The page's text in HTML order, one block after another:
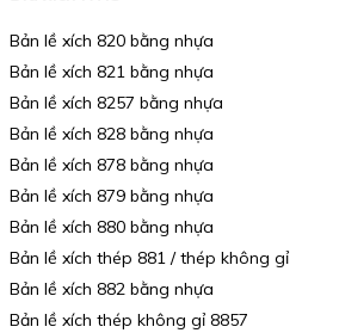
Bản lề xích 820 bằng nhựa
Bản lề xích 821 bằng nhựa
Bản lề xích 8257 bằng nhựa
Bản lề xích 828 bằng nhựa
Bản lề xích 878 bằng nhựa
Bản lề xích 879 bằng nhựa
Bản lề xích 880 bằng nhựa
Bản lề xích thép 881 / thép không gỉ
Bản lề xích 882 bằng nhựa
Bản lề xích thép không gỉ 8857